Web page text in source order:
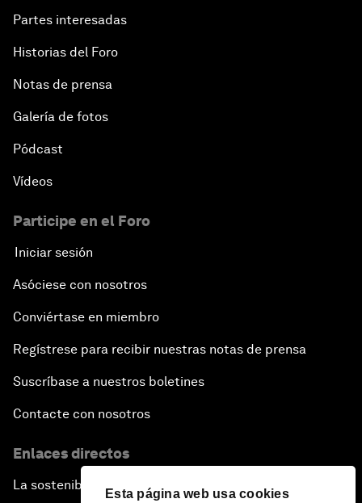
Esta página web usa cookies
Partes interesadas
Historias del Foro
Notas de prensa
Galería de fotos
Pódcast
Vídeos
Participe en el Foro
Iniciar sesión
Asóciese con nosotros
Conviértase en miembro
Regístrese para recibir nuestras notas de prensa
Suscríbase a nuestros boletines
Contacte con nosotros
Enlaces directos
La sostenibilidad en el Foro